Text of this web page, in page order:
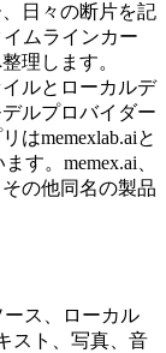
日々の断片を記
ムラインカー
理します。
ルとローカルデ
ルプロバイダー
はmemexlab.aiと
す。memex.ai、
の他同名の製品
ース、ローカル
スト、写真、音